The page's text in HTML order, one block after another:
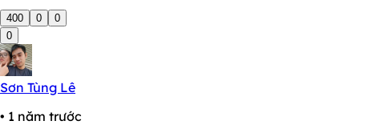
400 0
0
0
Sơn Tùng Lê
• 1 năm trước